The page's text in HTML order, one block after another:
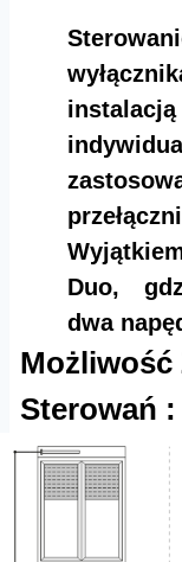
Duo,
dwa
Możliwość
Sterowań :